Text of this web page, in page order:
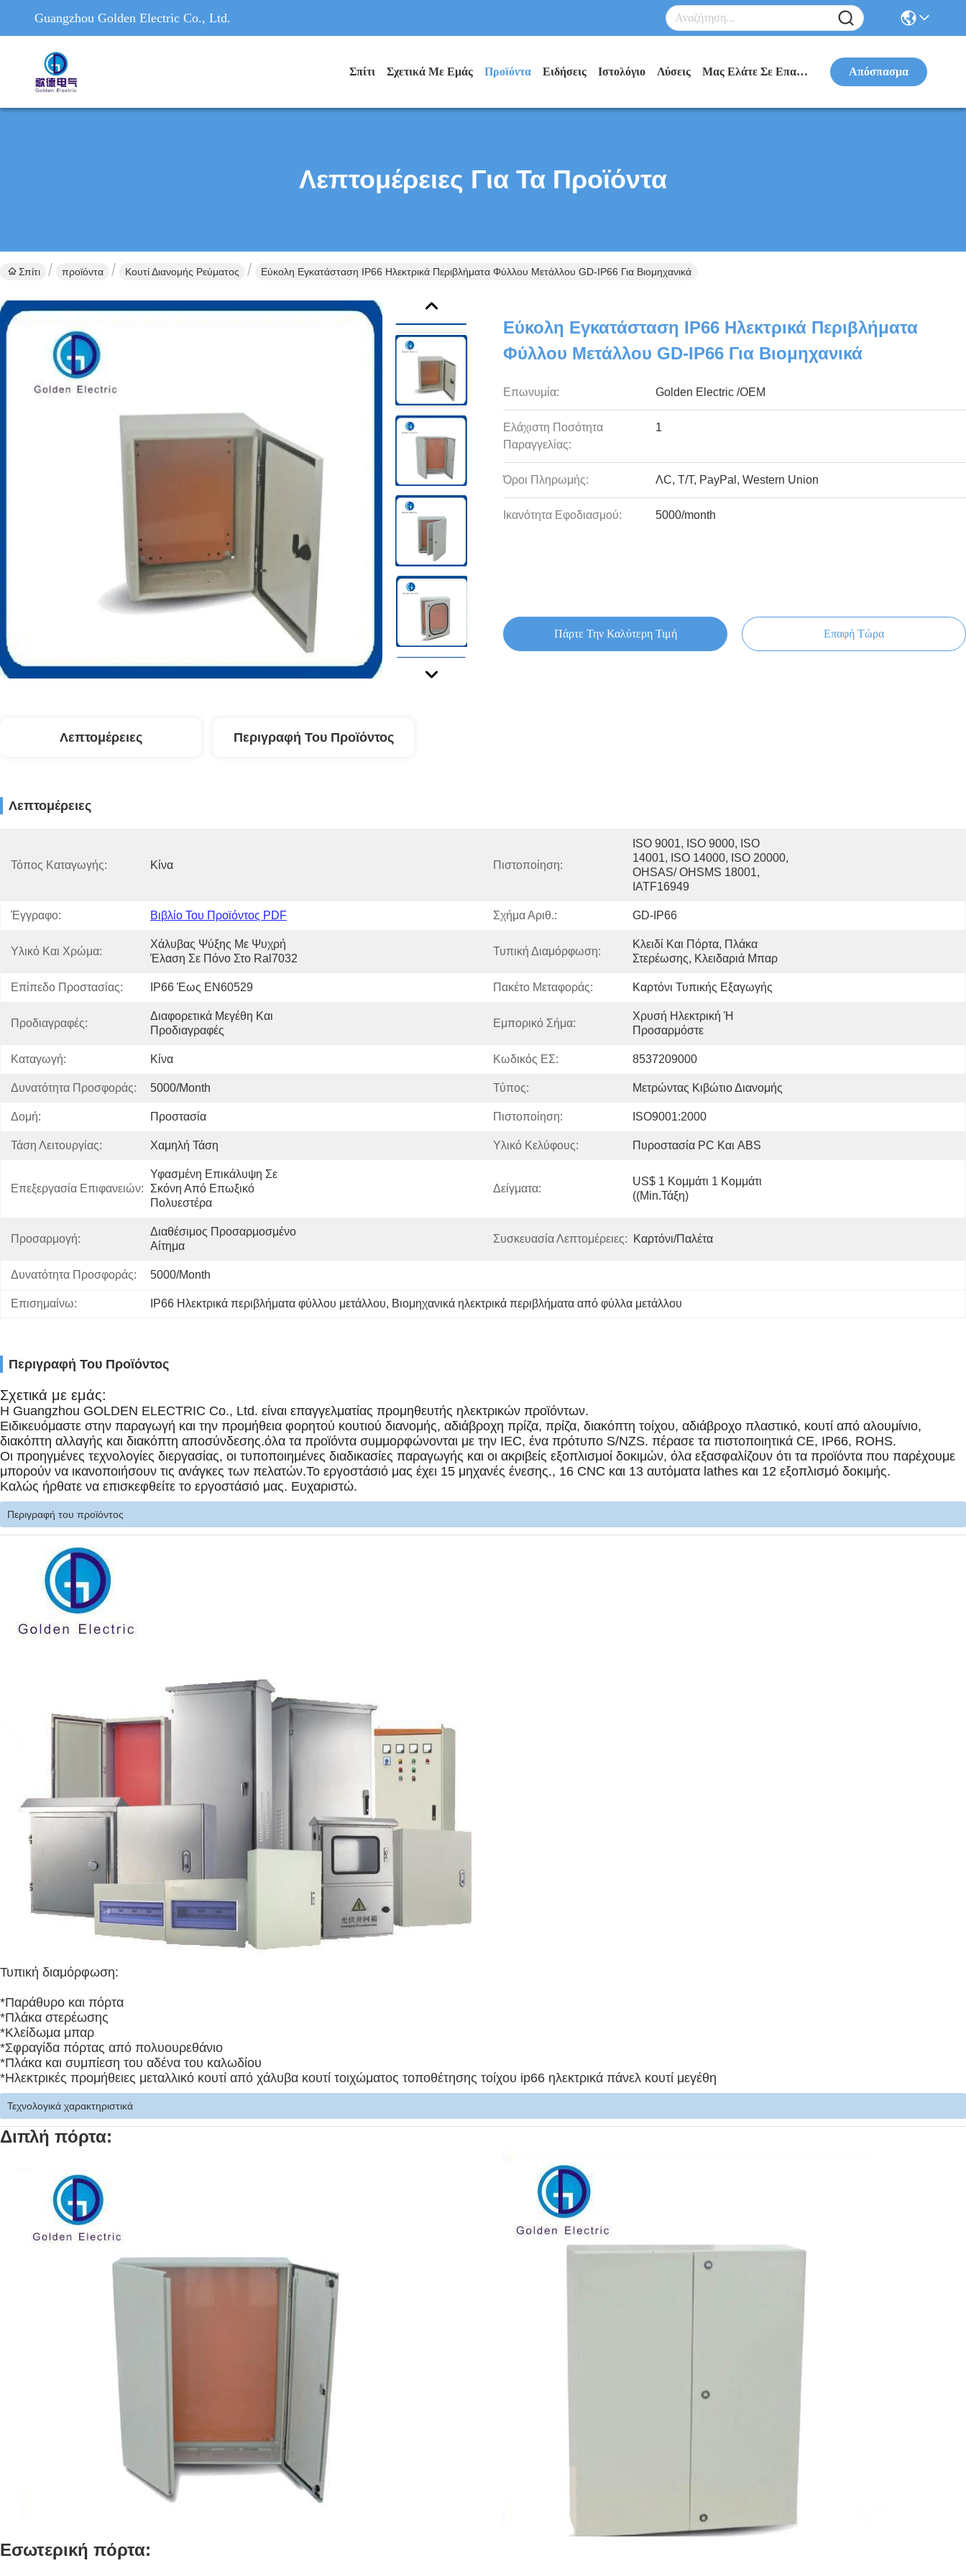
Guangzhou Golden Electric Co., Ltd.
Σπίτι Σχετικά Με Εμάς Προϊόντα Ειδήσεις Ιστολόγιο Λύσεις Μας Ελάτε Σε Επαφή Με Απόσπασμα
Λεπτομέρειες Για Τα Προϊόντα
Σπίτι προϊόντα Κουτί Διανομής Ρεύματος Εύκολη Εγκατάσταση IP66 Ηλεκτρικά Περιβλήματα Φύλλου Μετάλλου GD-IP66 Για Βιομηχανικά
Εύκολη Εγκατάσταση IP66 Ηλεκτρικά Περιβλήματα
Φύλλου Μετάλλου GD-IP66 Για Βιομηχανικά
Επωνυμία: Golden Electric /OEM
Ελάχιστη Ποσότητα
Παραγγελίας:
1
Όροι Πληρωμής: ΛC, T/T, PayPal, Western Union
Ικανότητα Εφοδιασμού: 5000/month
Πάρτε Την Καλύτερη Τιμή Επαφή Τώρα
Λεπτομέρειες Περιγραφή Του Προϊόντος
Λεπτομέρειες
Τόπος Καταγωγής: Κίνα Πιστοποίηση:
ISO 9001, ISO 9000, ISO
14001, ISO 14000, ISO 20000,
OHSAS/ OHSMS 18001,
IATF16949
Έγγραφο: Βιβλίο Του Προϊόντος PDF Σχήμα Αριθ.: GD-IP66
Υλικό Και Χρώμα:
Χάλυβας Ψύξης Με Ψυχρή
Έλαση Σε Πόνο Στο Ral7032
Τυπική Διαμόρφωση:
Κλειδί Και Πόρτα, Πλάκα
Στερέωσης, Κλειδαριά Μπαρ
Επίπεδο Προστασίας: IP66 Έως EN60529 Πακέτο Μεταφοράς: Καρτόνι Τυπικής Εξαγωγής
Προδιαγραφές:
Διαφορετικά Μεγέθη Και
Προδιαγραφές
Εμπορικό Σήμα:
Χρυσή Ηλεκτρική Ή
Προσαρμόστε
Καταγωγή: Κίνα Κωδικός ΕΣ: 8537209000
Δυνατότητα Προσφοράς: 5000/month Τύπος: Μετρώντας Κιβώτιο Διανομής
Δομή: Προστασία Πιστοποίηση: ISO9001:2000
Τάση Λειτουργίας: Χαμηλή Τάση Υλικό Κελύφους: Πυροστασία PC Και ABS
Επεξεργασία Επιφανειών:
Υφασμένη Επικάλυψη Σε
Σκόνη Από Επωξικό
Πολυεστέρα
Δείγματα:
US$ 1 Κομμάτι 1 Κομμάτι
((Min.Τάξη)
Προσαρμογή:
Διαθέσιμος Προσαρμοσμένο
Αίτημα
Συσκευασία Λεπτομέρειες: Καρτόνι/παλέτα
Δυνατότητα Προσφοράς: 5000/month
Επισημαίνω: IP66 Ηλεκτρικά περιβλήματα φύλλου μετάλλου, Βιομηχανικά ηλεκτρικά περιβλήματα από φύλλα μετάλλου
Περιγραφή Του Προϊόντος
Σχετικά με εμάς:
Η Guangzhou GOLDEN ELECTRIC Co., Ltd. είναι επαγγελματίας προμηθευτής ηλεκτρικών προϊόντων.
Ειδικευόμαστε στην παραγωγή και την προμήθεια φορητού κουτιού διανομής, αδιάβροχη πρίζα, πρίζα, διακόπτη τοίχου, αδιάβροχο πλαστικό, κουτί από αλουμίνιο,
διακόπτη αλλαγής και διακόπτη αποσύνδεσης.όλα τα προϊόντα συμμορφώνονται με την IEC, ένα πρότυπο S/NZS. πέρασε τα πιστοποιητικά CE, IP66, ROHS.
Οι προηγμένες τεχνολογίες διεργασίας, οι τυποποιημένες διαδικασίες παραγωγής και οι ακριβείς εξοπλισμοί δοκιμών, όλα εξασφαλίζουν ότι τα προϊόντα που παρέχουμε
μπορούν να ικανοποιήσουν τις ανάγκες των πελατών.Το εργοστάσιό μας έχει 15 μηχανές ένεσης., 16 CNC και 13 αυτόματα lathes και 12 εξοπλισμό δοκιμής.
Καλώς ήρθατε να επισκεφθείτε το εργοστάσιό μας. Ευχαριστώ.
Περιγραφή του προϊόντος
Τυπική διαμόρφωση:
*Παράθυρο και πόρτα
*Πλάκα στερέωσης
*Κλείδωμα μπαρ
*Σφραγίδα πόρτας από πολυουρεθάνιο
*Πλάκα και συμπίεση του αδένα του καλωδίου
*Ηλεκτρικές προμήθειες μεταλλικό κουτί από χάλυβα κουτί τοιχώματος τοποθέτησης τοίχου ip66 ηλεκτρικά πάνελ κουτί μεγέθη
Τεχνολογικά χαρακτηριστικά
Διπλή πόρτα:
Εσωτερική πόρτα: